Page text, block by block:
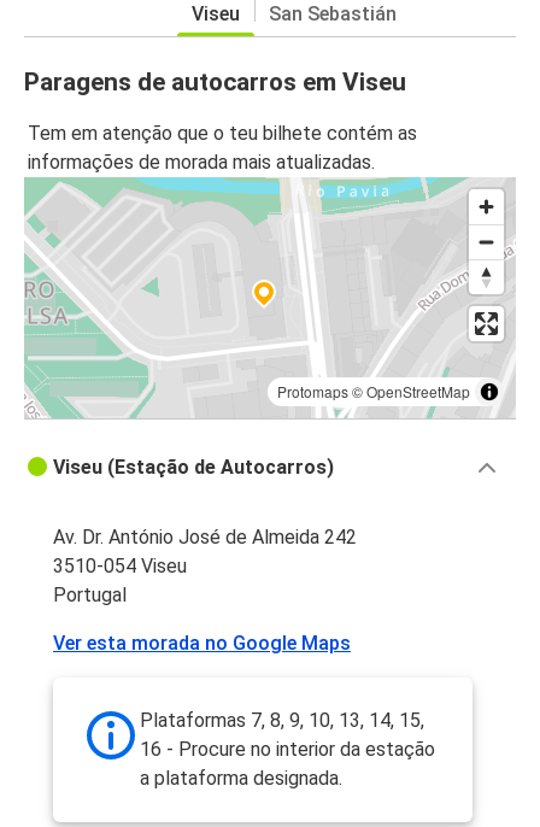
Viseu San Sebastián
Paragens de autocarros em Viseu
Tem em atenção que o teu bilhete contém as
informações de morada mais atualizadas.
Protomaps©OpenStreetMap
Viseu (Estação de Autocarros)
Av. Dr. António José de Almeida 242
3510-054 Viseu
Portugal
Ver esta morada no Google Maps
Plataformas 7, 8, 9, 10, 13, 14, 15,
16 - Procure no interior da estação
a plataforma designada.